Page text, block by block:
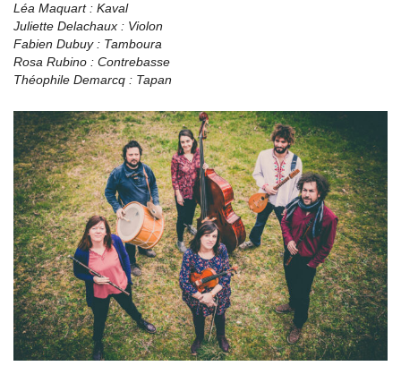
Léa Maquart : Kaval
Juliette Delachaux : Violon
Fabien Dubuy : Tamboura
Rosa Rubino : Contrebasse
Théophile Demarcq : Tapan